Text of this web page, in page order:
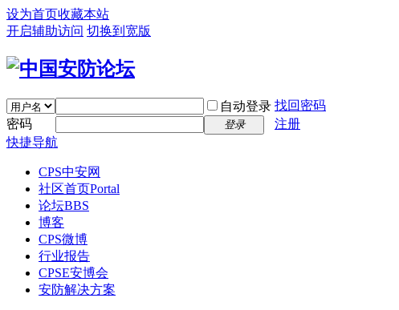
设为首页收藏本站
开启辅助访问 切换到宽版
自动登录 找回密码
密码
登录
注册
快捷导航
CPS中安网
社区首页Portal
论坛BBS
博客
CPS微博
行业报告
CPSE安博会
安防解决方案